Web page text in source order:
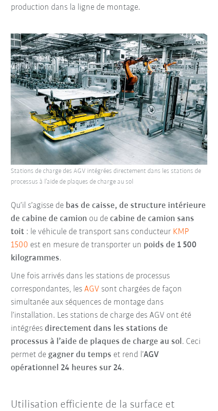
production dans la ligne de montage.
Qu’il s’agisse de bas de caisse, de structure intérieure
de cabine de camion ou decabine de camion sans
toit : le véhicule de transport sans conducteur KMP
1500 est en mesure de transporter un poids de 1 500
kilogrammes.
Une fois arrivés dans les stations de processus
correspondantes, lesAGV sont chargées de façon
simultanée aux séquences de montage dans
l’installation. Les stations de charge des AGV ont été
intégréesdirectement dans les stations de
processus à l’aide de plaques de charge au sol . Ceci
permet de gagner du temps et rend l’AGV
opérationnel 24 heures sur 24.
Stations de charge des AGV intégrées directement dans les stations de
processus à l’aide de plaques de charge au sol
Utilisation efficiente de la surface et